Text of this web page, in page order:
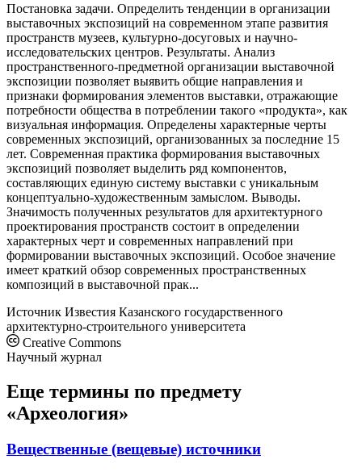
Постановка задачи. Определить тенденции в организации
выставочных экспозиций на современном этапе развития
пространств музеев, культурно-досуговых и научно-
исследовательских центров. Результаты. Анализ
пространственного-предметной организации выставочной
экспозиции позволяет выявить общие направления и
признаки формирования элементов выставки, отражающие
потребности общества в потреблении такого «продукта», как
визуальная информация. Определены характерные черты
современных экспозиций, организованных за последние 15
лет. Современная практика формирования выставочных
экспозиций позволяет выделить ряд компонентов,
составляющих единую систему выставки с уникальным
концептуально-художественным замыслом. Выводы.
Значимость полученных результатов для архитектурного
проектирования пространств состоит в определении
характерных черт и современных направлений при
формировании выставочных экспозиций. Особое значение
имеет краткий обзор современных пространственных
композиций в выставочной прак...
Источник Известия Казанского государственного
архитектурно-строительного университета
Creative Commons
Научный журнал
Еще термины по предмету
«Археология»
Вещественные (вещевые) источники